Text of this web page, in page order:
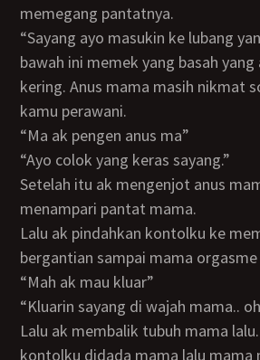
memegang pantatnya.
“sayang ayo masukin ke lubang yang kmu suka yang
bawah ini memek yang basah yang
kering. Anus mama masih nikmat
kamu perawani.
“ma ak pengen anus ma”
“ayo colok yang keras sayang.”
Setelah itu ak mengenjot anus mama keras sambil
menampari pantat mama.
Lalu ak pindahkan kontolku ke memek mama terus
bergantian sampai mama orgasme
“mah ak mau kluar”
“kluarin sayang di wajah mama..
Lalu ak membalik tubuh mama lalu. ak tempatkan
kontolku didada mama lalu